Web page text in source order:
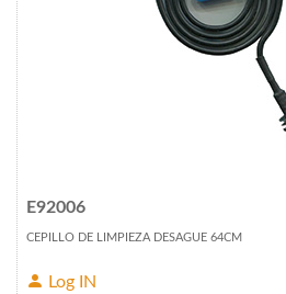
E92006
CEPILLO DE LIMPIEZA DESAGUE 64CM
Log IN